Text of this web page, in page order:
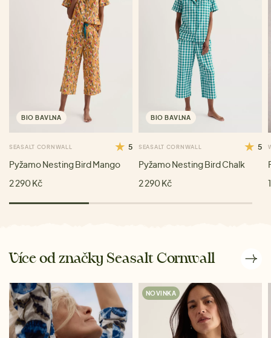
BIO BAVLNA
SEASALT CORNWALL 5
Pyžamo Nesting Bird Mango
2 290 Kč
BIO BAVLNA
SEASALT CORNWALL 5
Pyžamo Nesting Bird Chalk
2 290 Kč
Více od značky Seasalt Cornwall
NOVINKA